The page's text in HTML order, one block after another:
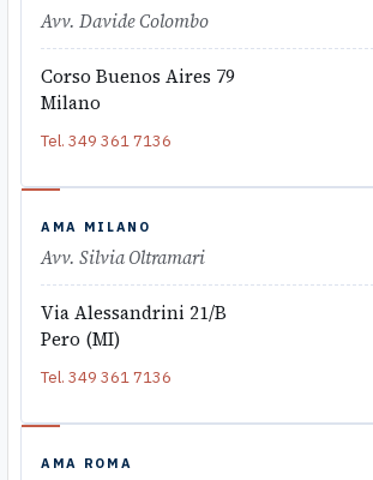
Avv. Davide Colombo
Corso Buenos Aires 79
Milano
Tel. 349 361 7136
AMA MILANO
Avv. Silvia Oltramari
Via Alessandrini 21/B
Pero (MI)
Tel. 349 361 7136
AMA ROMA